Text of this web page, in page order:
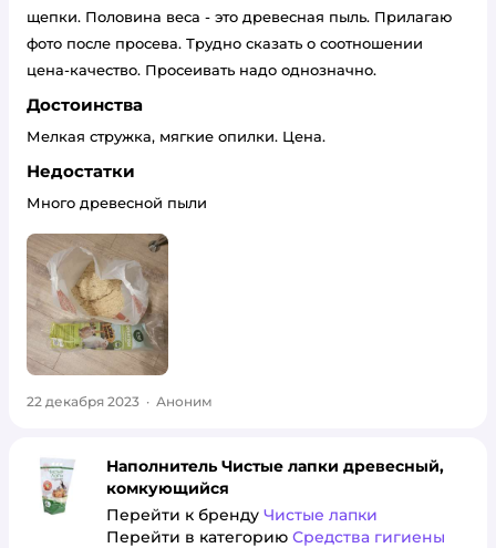
щепки. Половина веса - это древесная пыль. Прилагаю
фото после просева. Трудно сказать о соотношении
цена-качество. Просеивать надо однозначно.
Достоинства
Мелкая стружка, мягкие опилки. Цена.
Недостатки
Много древесной пыли
22 декабря 2023 · Аноним
Наполнитель Чистые лапки древесный,
комкующийся
Перейти к бренду Чистые лапки
Перейти в категорию Средства гигиены